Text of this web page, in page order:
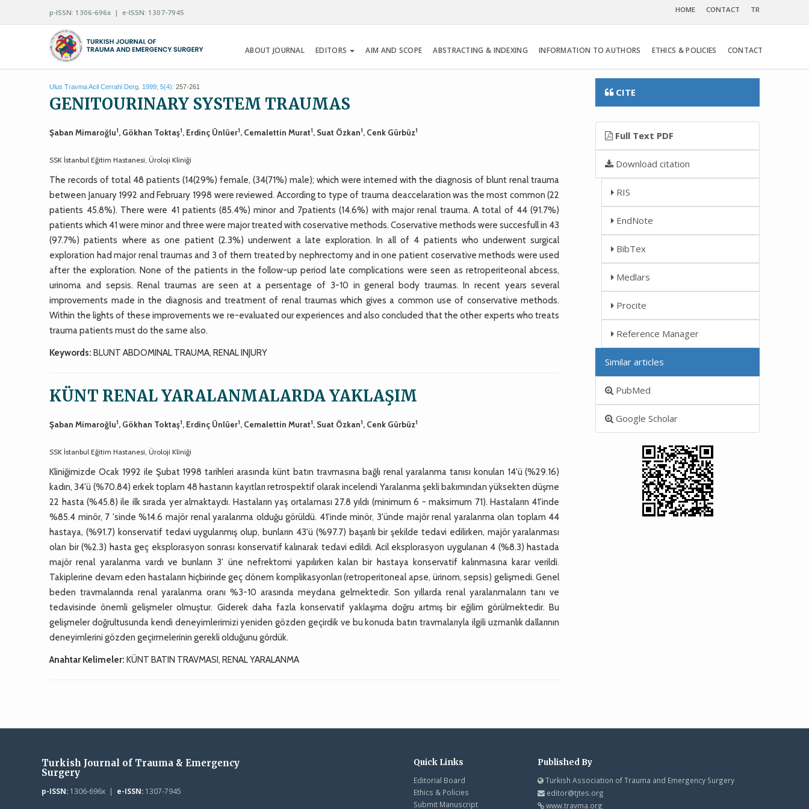
p-ISSN: 1306-696x | e-ISSN: 1307-7945 HOME CONTACT TR
ABOUT JOURNAL EDITORS AIM AND SCOPE ABSTRACTING & INDEXING INFORMATION TO AUTHORS ETHICS & POLICIES CONTACT
Ulus Travma Acil Cerrahi Derg. 1999; 5(4): 257-261
GENITOURINARY SYSTEM TRAUMAS
Şaban Mimaroğlu1, Gökhan Toktaş1, Erdinç Ünlüer1, Cemalettin Murat1, Suat Özkan1, Cenk Gürbüz1
SSK İstanbul Eğitim Hastanesi, Üroloji Kliniği
The records of total 48 patients (14(29%) female, (34(71%) male); which were interned with the diagnosis of blunt renal trauma
between January 1992 and February 1998 were reviewed. According to type of trauma deaccelaration was the most common (22
patients 45.8%). There were 41 patients (85.4%) minor and 7patients (14.6%) with major renal trauma. A total of 44 (91.7%)
patients which 41 were minor and three were major treated with coservative methods. Coservative methods were succesfull in 43
(97.7%) patients where as one patient (2.3%) underwent a late exploration. In all of 4 patients who underwent surgical
exploration had major renal traumas and 3 of them treated by nephrectomy and in one patient coservative methods were used
after the exploration. None of the patients in the follow-up period late complications were seen as retroperiteonal abcess,
urinoma and sepsis. Renal traumas are seen at a persentage of 3-10 in general body traumas. In recent years several
improvements made in the diagnosis and treatment of renal traumas which gives a common use of conservative methods.
Within the lights of these improvements we re-evaluated our experiences and also concluded that the other experts who treats
trauma patients must do the same also.
Keywords: BLUNT ABDOMINAL TRAUMA, RENAL INJURY
KÜNT RENAL YARALANMALARDA YAKLAŞIM
Şaban Mimaroğlu1, Gökhan Toktaş1, Erdinç Ünlüer1, Cemalettin Murat1, Suat Özkan1, Cenk Gürbüz1
SSK İstanbul Eğitim Hastanesi, Üroloji Kliniği
Kliniğimizde Ocak 1992 ile Şubat 1998 tarihleri arasında künt batın travmasına bağlı renal yaralanma tanısı konulan 14'ü (%29.16)
kadın, 34'ü (%70.84) erkek toplam 48 hastanın kayıtları retrospektif olarak incelendi Yaralanma şekli bakımından yüksekten düşme
22 hasta (%45.8) ile ilk sırada yer almaktaydı. Hastaların yaş ortalaması 27.8 yıldı (minimum 6 - maksimum 71). Hastaların 41'inde
%85.4 minör, 7 'sinde %14.6 majör renal yaralanma olduğu görüldü. 41'inde minör, 3'ünde majör renal yaralanma olan toplam 44
hastaya, (%91.7) konservatif tedavi uygulanmış olup, bunların 43'ü (%97.7) başarılı bir şekilde tedavi edilirken, majör yaralanması
olan bir (%2.3) hasta geç eksplorasyon sonrası konservatif kalınarak tedavi edildi. Acil eksplorasyon uygulanan 4 (%8.3) hastada
majör renal yaralanma vardı ve bunların 3' üne nefrektomi yapılırken kalan bir hastaya konservatif kalınmasına karar verildi.
Takiplerine devam eden hastaların hiçbirinde geç dönem komplikasyonları (retroperitoneal apse, ürinom, sepsis) gelişmedi. Genel
beden travmalarında renal yaralanma oranı %3-10 arasında meydana gelmektedir. Son yıllarda renal yaralanmaların tanı ve
tedavisinde önemli gelişmeler olmuştur. Giderek daha fazla konservatif yaklaşıma doğru artmış bir eğilim görülmektedir. Bu
gelişmeler doğrultusunda kendi deneyimlerimizi yeniden gözden geçirdik ve bu konuda batın travmalarıyla ilgili uzmanlık dallarının
deneyimlerini gözden geçirmelerinin gerekli olduğunu gördük.
Anahtar Kelimeler: KÜNT BATIN TRAVMASI, RENAL YARALANMA
CITE
Full Text PDF
Download citation
RIS
EndNote
BibTex
Medlars
Procite
Reference Manager
Similar articles
PubMed
Google Scholar
Turkish Journal of Trauma & Emergency
Surgery
p-ISSN:1306-696x | e-ISSN:1307-7945
Quick Links
Editorial Board
Ethics & Policies
Submit Manuscript
Published By
Turkish Association of Trauma and Emergency Surgery
editor@tjtes.org
www.travma.org